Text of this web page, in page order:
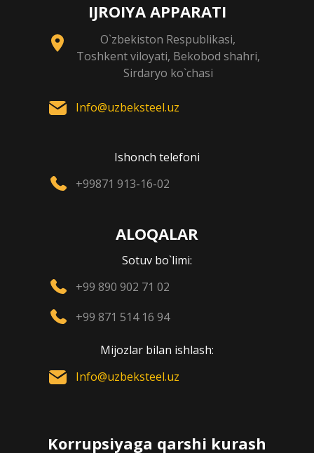
IJROIYA APPARATI
O`zbekiston Respublikasi,
Toshkent viloyati, Bekobod shahri,
Sirdaryo ko`chasi
Info@uzbeksteel.uz
Ishonch telefoni
+99871 913-16-02
ALOQALAR
Sotuv bo`limi:
+99 890 902 71 02
+99 871 514 16 94
Mijozlar bilan ishlash:
Info@uzbeksteel.uz
Korrupsiyaga qarshi kurash